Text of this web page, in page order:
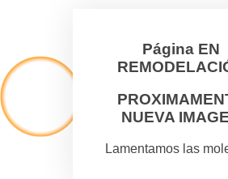
Página EN
NUEVA
Lamentamos las